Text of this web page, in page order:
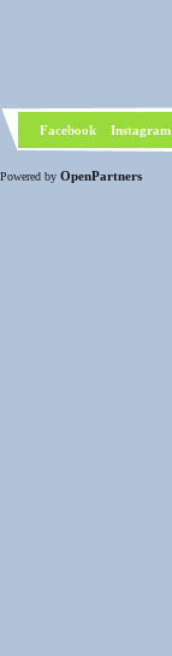
Facebook Instagram
Powered by OpenPartners